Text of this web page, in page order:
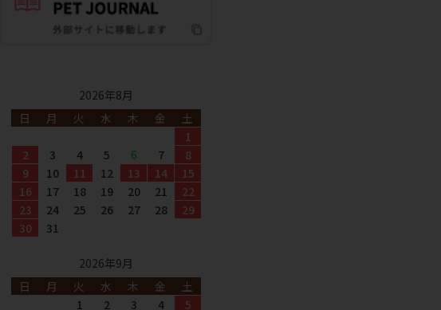
2026年8月
日
月 火 水 木 金
土
1
2
3 4 5 6 7
8
9
10 11 12 13 14
15
16
17 18 19 20 21
22
23
24 25 26 27 28
29
30
31
2026年9月
日
月 火 水 木 金
土
1
2 3 4 5